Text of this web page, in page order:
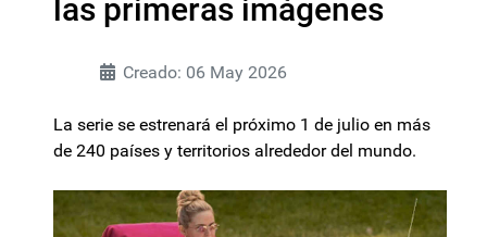
las primeras imágenes
Creado: 06 May 2026
La serie se estrenará el próximo 1 de julio en más
de 240 países y territorios alrededor del mundo.